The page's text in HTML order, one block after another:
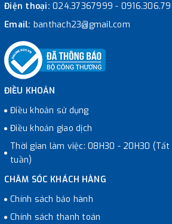
Điện thoại: 024.37367999 -
Email: banthach23@gmail.com
ĐIỀU KHOẢN
Điều khoản sử dụng
Điều khoản giao dịch
Thời gian làm việc: 08H30 - 20H30
tuần)
CHĂM SÓC KHÁCH HÀNG
Chính sách bảo hành
Chính sách thanh toán